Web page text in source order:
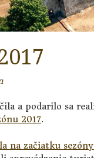
a podarilo sa
2017.
na začiatku